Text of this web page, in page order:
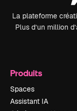
La plateforme
Plus d’un million
Produits
Spaces
Assistant IA